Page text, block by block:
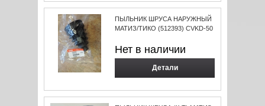
ПЫЛЬНИК ШРУСА НАРУЖНЫЙ
МАТИЗ/ТИКО (512393) CVKD-50
Нет в наличии
Детали